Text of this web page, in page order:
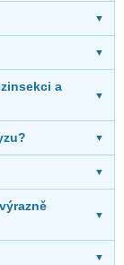
▼
▼
a
▼
▼
▼
▼
▼